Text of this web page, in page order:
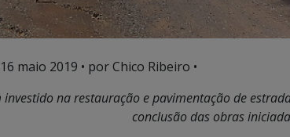
16 maio 2019 • por Chico Ribeiro •
investido na restauração e pavimentação de
conclusão das obras